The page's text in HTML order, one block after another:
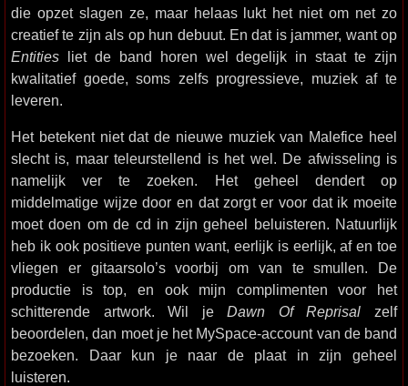
die opzet slagen ze, maar helaas lukt het niet om net zo
creatief te zijn als op hun debuut. En dat is jammer, want op
Entities liet de band horen wel degelijk in staat te zijn
kwalitatief goede, soms zelfs progressieve, muziek af te
leveren.
Het betekent niet dat de nieuwe muziek van Malefice heel
slecht is, maar teleurstellend is het wel. De afwisseling is
namelijk ver te zoeken. Het geheel dendert op
middelmatige wijze door en dat zorgt er voor dat ik moeite
moet doen om de cd in zijn geheel beluisteren. Natuurlijk
heb ik ook positieve punten want, eerlijk is eerlijk, af en toe
vliegen er gitaarsolo’s voorbij om van te smullen. De
productie is top, en ook mijn complimenten voor het
schitterende artwork. Wil jeDawn Of Reprisal zelf
beoordelen, dan moet je het MySpace-account van de band
bezoeken. Daar kun je naar de plaat in zijn geheel
luisteren.